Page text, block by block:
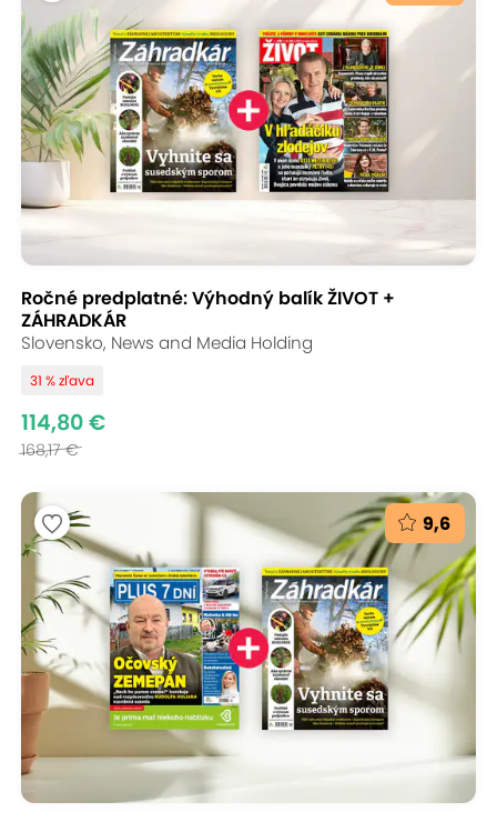
Ročné predplatné: Výhodný balík ŽIVOT +
ZÁHRADKÁR
Slovensko, News and Media Holding
31 % zľava
114,80 €
168,17 €
9,6